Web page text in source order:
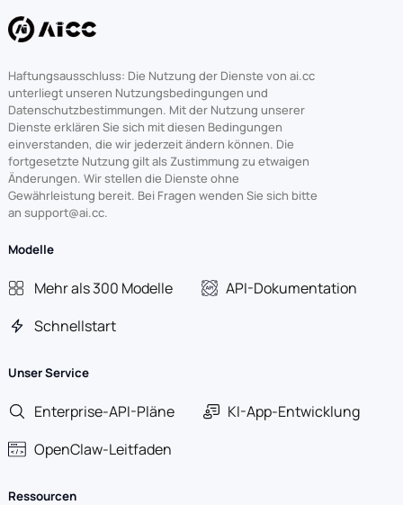
Haftungsausschluss: Die Nutzung der Dienste von ai.cc
unterliegt unseren Nutzungsbedingungen und
Datenschutzbestimmungen. Mit der Nutzung unserer
Dienste erklären Sie sich mit diesen Bedingungen
einverstanden, die wir jederzeit ändern können. Die
fortgesetzte Nutzung gilt als Zustimmung zu etwaigen
Änderungen. Wir stellen die Dienste ohne
Gewährleistung bereit. Bei Fragen wenden Sie sich bitte
an support@ai.cc.
Modelle
Mehr als 300 Modelle
API-Dokumentation
Schnellstart
Unser Service
Enterprise-API-Pläne
KI-App-Entwicklung
OpenClaw-Leitfaden
Ressourcen